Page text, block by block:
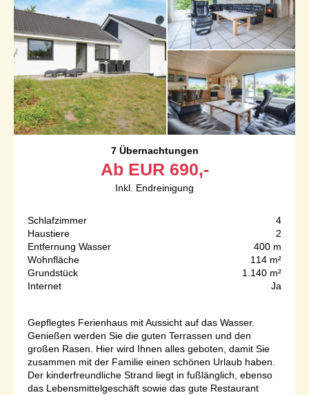
7 Übernachtungen
Ab EUR 690,-
Inkl. Endreinigung
Schlafzimmer
4
Haustiere
2
Entfernung Wasser
400 m
Wohnfläche
114 m²
Grundstück
1.140 m²
Internet
Ja
Gepflegtes Ferienhaus mit Aussicht auf das Wasser.
Genießen werden Sie die guten Terrassen und den
großen Rasen. Hier wird Ihnen alles geboten, damit Sie
zusammen mit der Familie einen schönen Urlaub haben.
Der kinderfreundliche Strand liegt in fußlänglich, ebenso
das Lebensmittelgeschäft sowie das gute Restaurant